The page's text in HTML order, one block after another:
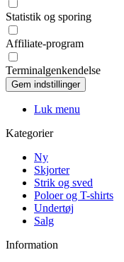
Statistik og sporing
Affiliate-program
Terminalgenkendelse
Luk menu
Kategorier
Ny
Skjorter
Strik og sved
Poloer og T-shirts
Undertøj
Salg
Information